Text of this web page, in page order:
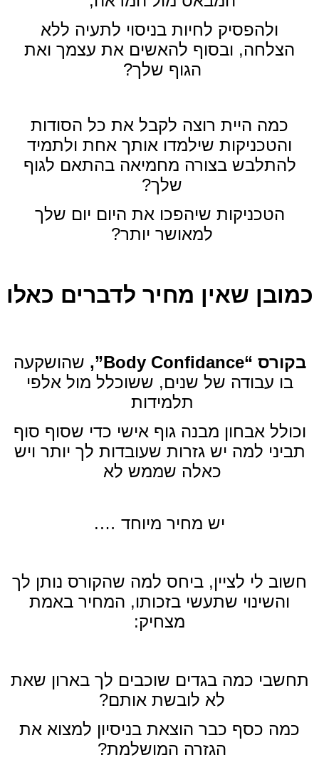
ולהפסיק לחיות בניסוי לתעיה ללא
הצלחה, ובסוף להאשים את עצמך ואת
הגוף שלך?
כמה היית רוצה לקבל את כל הסודות
והטכניקות שילמדו אותך אחת ולתמיד
להתלבש בצורה מחמיאה בהתאם לגוף
שלך?
הטכניקות שיהפכו את היום יום שלך
למאושר יותר?
כמובן שאין מחיר לדברים כאלו
בקורס “ ”Body Confidance,
שהושקעה
בו עבודה של שנים, ששוכלל מול אלפי
תלמידות
וכולל אבחון מבנה גוף אישי כדי שסוף סוף
תביני למה יש גזרות שעובדות לך יותר ויש
כאלה שממש לא
יש מחיר מיוחד ….
חשוב לי לציין, ביחס למה שהקורס נותן לך
והשינוי שתעשי בזכותו, המחיר באמת
מצחיק:
תחשבי כמה בגדים שוכבים לך בארון שאת
לא לובשת אותם?
כמה כסף כבר הוצאת בניסיון למצוא את
הגזרה המושלמת?